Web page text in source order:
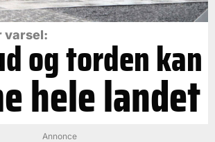
varsel:og torden kan
hele landet
Annonce